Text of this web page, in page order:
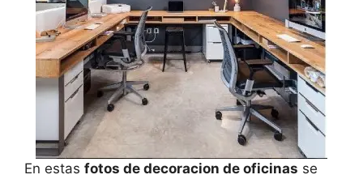
En estas fotos de decoracion de oficinas se